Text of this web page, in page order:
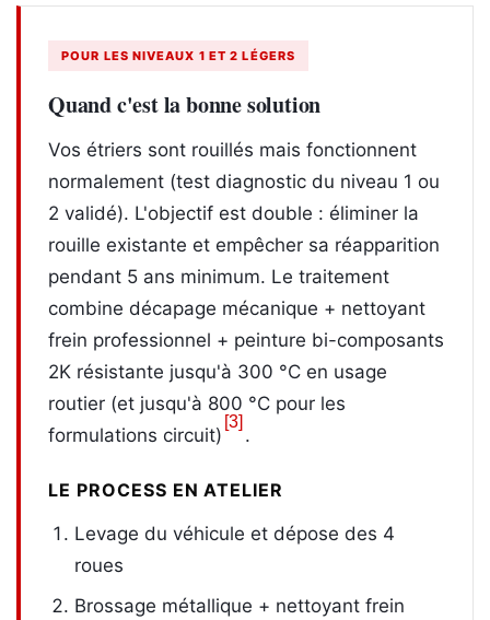
POUR LES NIVEAUX 1 ET 2 LÉGERS
Quand c'est la bonne solution
Vos étriers sont rouillés mais fonctionnent
normalement (test diagnostic du niveau 1 ou
2 validé). L'objectif est double : éliminer la
rouille existante et empêcher sa réapparition
pendant 5 ans minimum. Le traitement
combine décapage mécanique + nettoyant
frein professionnel + peinture bi-composants
2K résistante jusqu'à 300 °C en usage
routier (et jusqu'à 800 °C pour les
formulations circuit)
[3]
.
LE PROCESS EN ATELIER
Levage du véhicule et dépose des 4
roues
Brossage métallique + nettoyant frein